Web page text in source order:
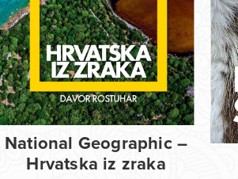
National Geographic –
Hrvatska iz zraka